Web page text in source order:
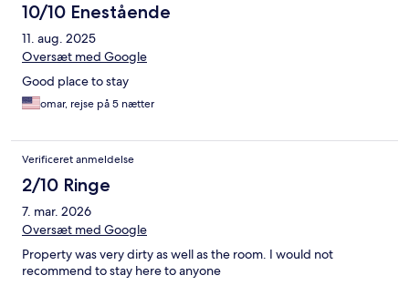
10/10 Enestående
11. aug. 2025
Oversæt med Google
Good place to stay
omar, rejse på 5 nætter
Verificeret anmeldelse
2/10 Ringe
7. mar. 2026
Oversæt med Google
Property was very dirty as well as the room. I would not
recommend to stay here to anyone